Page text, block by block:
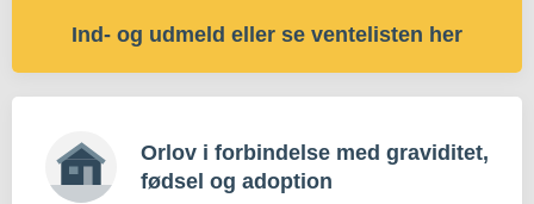
Ind- og udmeld eller se ventelisten her
Orlov i forbindelse med graviditet,
fødsel og adoption